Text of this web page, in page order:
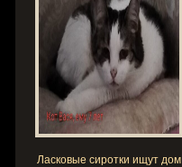
Ласковые сиротки ищут дом